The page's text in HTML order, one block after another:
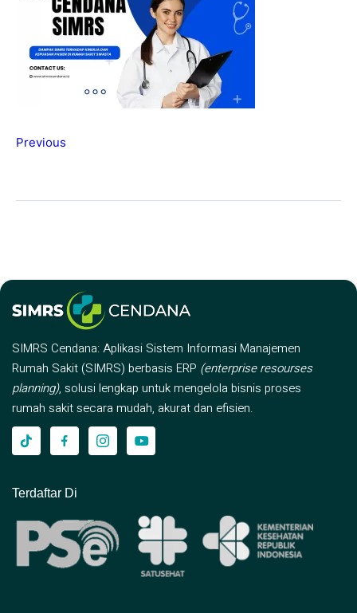
Previous
SIMRS Cendana: Aplikasi Sistem Informasi Manajemen
Rumah Sakit (SIMRS) berbasis ERP (enterprise resourses
planning), solusi lengkap untuk mengelola bisnis proses
rumah sakit secara mudah, akurat dan efisien.
Terdaftar Di